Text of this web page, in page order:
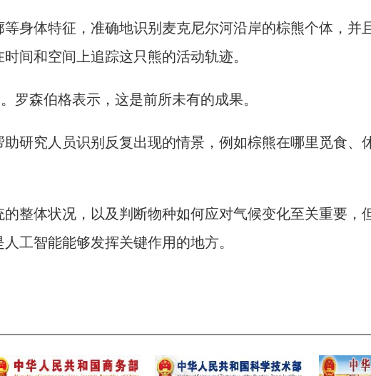
体特征，准确地识别麦克尼尔河沿岸的棕熊个体，并
间和空间上追踪这只熊的活动轨迹。
森伯格表示，这是前所未有的成果。
究人员识别反复出现的情景，例如棕熊在哪里觅食、
体状况，以及判断物种如何应对气候变化至关重要，
工智能能够发挥关键作用的地方。